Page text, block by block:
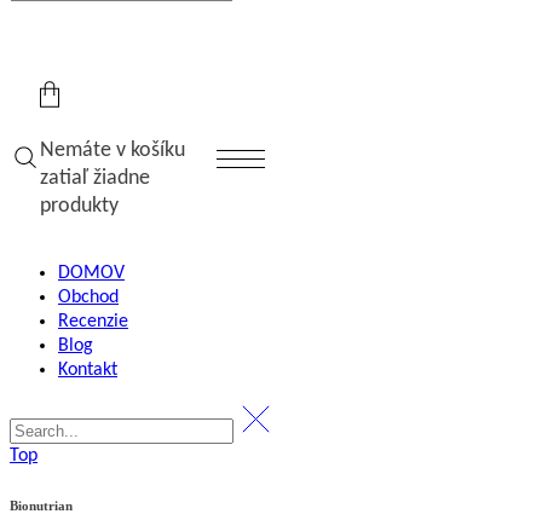
Nemáte v košíku
zatiaľ žiadne
produkty
DOMOV
Obchod
Recenzie
Blog
Kontakt
Top
Bionutrian